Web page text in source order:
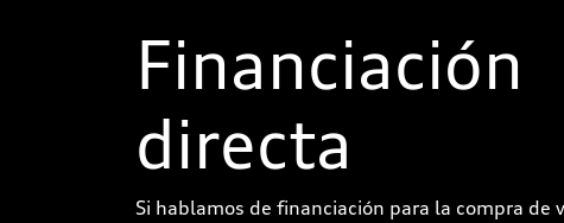
Financiación
directa
Si hablamos de financiación para la compra de